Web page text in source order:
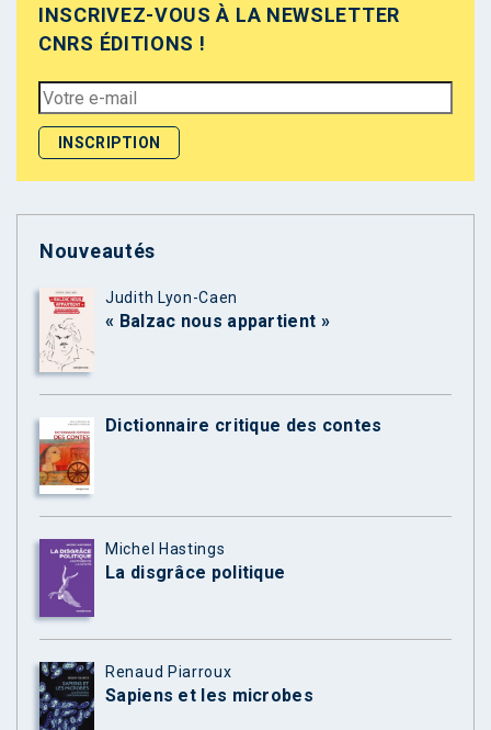
INSCRIVEZ-VOUS À LA NEWSLETTER
CNRS ÉDITIONS !
Nouveautés
Judith Lyon-Caen
« Balzac nous appartient »
Dictionnaire critique des contes
Michel Hastings
La disgrâce politique
Renaud Piarroux
Sapiens et les microbes